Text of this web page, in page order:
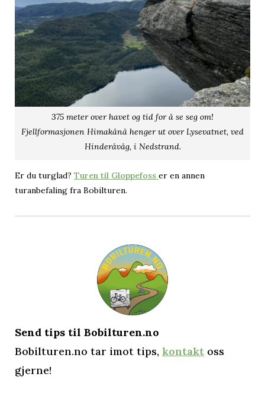
375 meter over havet og tid for å se seg om!
Fjellformasjonen Himakånå henger ut over Lysevatnet, ved
Hinderåvåg, i Nedstrand.
Er du turglad? Turen til Gloppefoss er en annen
turanbefaling fra Bobilturen.
Send tips til Bobilturen.no
Bobilturen.no tar imot tips, kontakt oss
gjerne!